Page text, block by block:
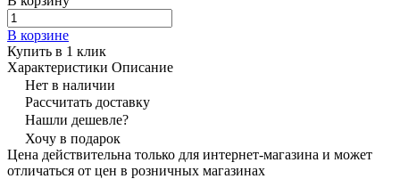
В корзине
Купить в 1 клик
Характеристики Описание
Нет в наличии
Рассчитать доставку
Нашли дешевле?
Хочу в подарок
Цена действительна только для интернет-магазина и может
отличаться от цен в розничных магазинах